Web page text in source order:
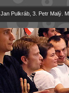
Pulkráb, 3. Petr Malý.